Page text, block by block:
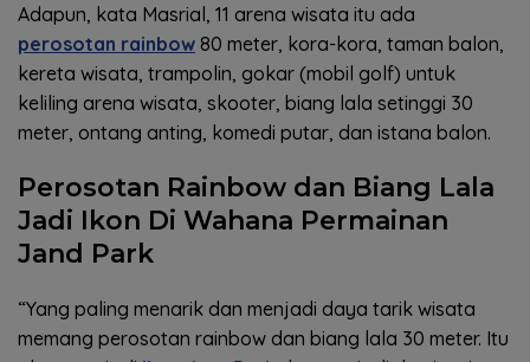
Adapun, kata Masrial, 11 arena wisata itu ada
perosotan rainbow 80 meter, kora-kora, taman balon,
kereta wisata, trampolin, gokar (mobil golf) untuk
keliling arena wisata, skooter, biang lala setinggi 30
meter, ontang anting, komedi putar, dan istana balon.
Perosotan Rainbow dan Biang Lala
Jadi Ikon Di Wahana Permainan
Jand Park
“Yang paling menarik dan menjadi daya tarik wisata
memang perosotan rainbow dan biang lala 30 meter. Itu